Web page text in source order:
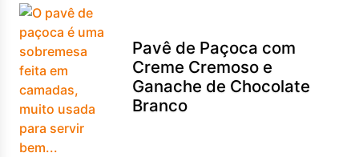
Pavê de Paçoca com
Creme Cremoso e
Ganache de Chocolate
Branco